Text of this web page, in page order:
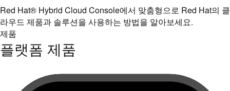
Red Hat® Hybrid Cloud Console에서 맞춤형으로 Red Hat의 클
라우드 제품과 솔루션을 사용하는 방법을 알아보세요.
제품
플랫폼 제품